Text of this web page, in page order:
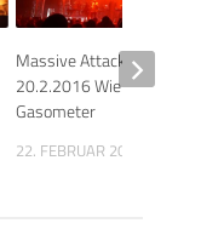
Massive Attack
20.2.2016 Wien,
Gasometer
22. FEBRUAR 2016